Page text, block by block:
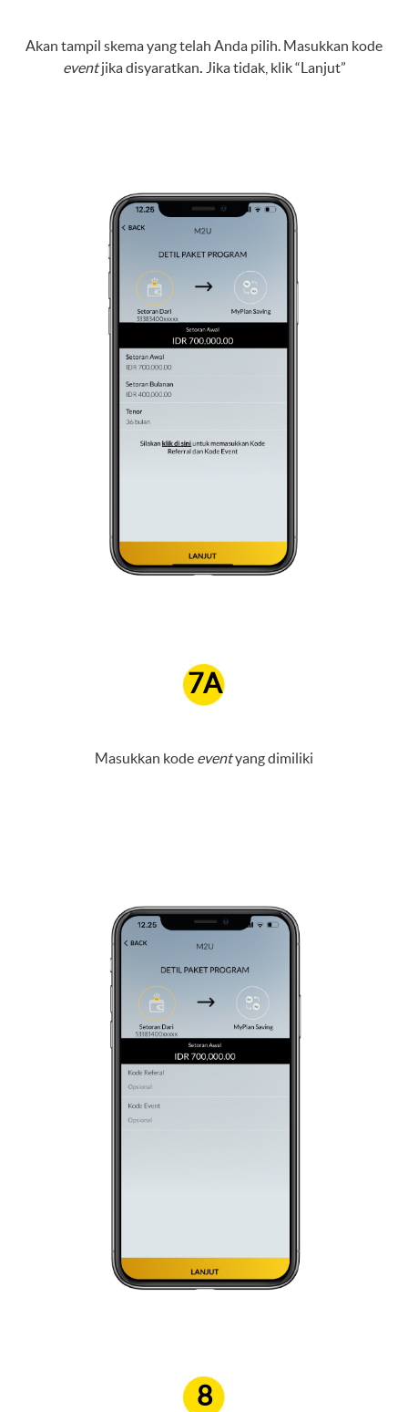
Akan tampil skema yang telah Anda pilih. Masukkan kode
eventjika disyaratkan. Jika tidak, klik “Lanjut”
7A
Masukkan kode eventyang dimiliki
8